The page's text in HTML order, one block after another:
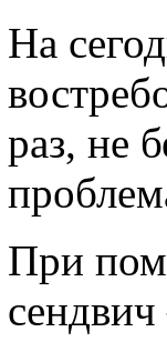
На
раз, не
При